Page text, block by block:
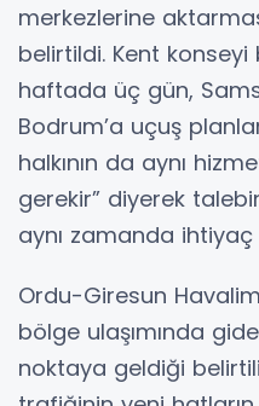
merkezlerine
belirtildi. Kent konseyi
haftada üç gün,
Bodrum’a uçuş
halkının da aynı
gerekir” diyerek
aynı zamanda
Ordu-Giresun
bölge ulaşımında
noktaya geldiği